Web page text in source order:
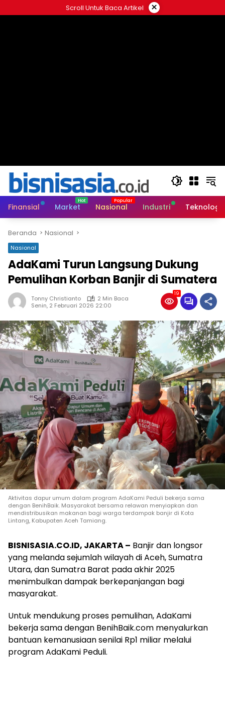
ke
Scroll Untuk Baca Artikel ×
Finansial Market Nasional Industri Teknologi
Beranda Nasional
Nasional
AdaKami Turun Langsung Dukung
Pemulihan Korban Banjir di Sumatera
Tonny Christianto
2 Min Baca
Senin, 2 Februari 2026 22:00
19
Aktivitas dapur umum dalam program AdaKami Peduli bekerja sama
dengan BenihBaik. Masyarakat bersama relawan menyiapkan dan
mendistribusikan makanan bagi warga terdampak banjir di Kota
Lintang, Kabupaten Aceh Tamiang.
BISNISASIA.CO.ID, JAKARTA – Banjir dan longsor
yang melanda sejumlah wilayah di Aceh, Sumatra
Utara, dan Sumatra Barat pada akhir 2025
menimbulkan dampak berkepanjangan bagi
masyarakat.
Untuk mendukung proses pemulihan, AdaKami
bekerja sama dengan BenihBaik.com menyalurkan
bantuan kemanusiaan senilai Rp1 miliar melalui
program AdaKami Peduli.